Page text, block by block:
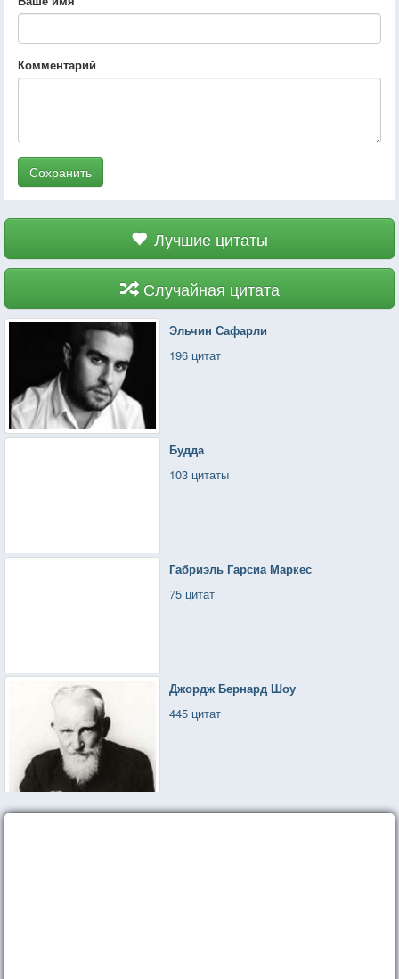
Комментарий
Сохранить
Лучшие цитаты
Случайная цитата
Эльчин Сафарли
196 цитат
Будда
103 цитаты
Габриэль Гарсиа Маркес
75 цитат
Джордж Бернард Шоу
445 цитат